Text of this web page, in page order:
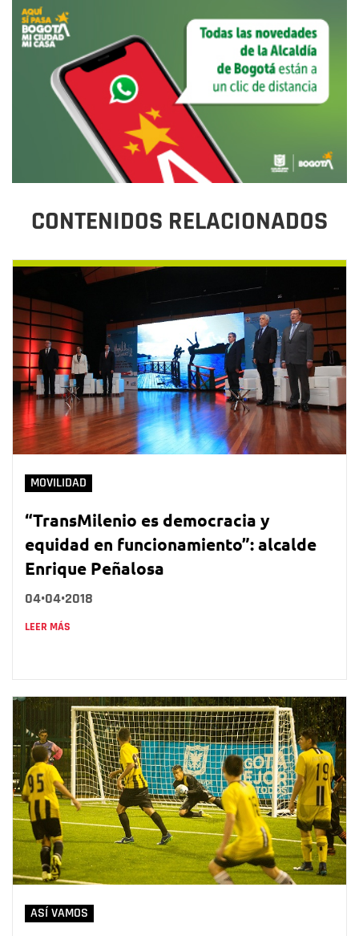
CONTENIDOS RELACIONADOS
MOVILIDAD
“TransMilenio es democracia y
equidad en funcionamiento”: alcalde
Enrique Peñalosa
04•04•2018
LEER MÁS
ASÍ VAMOS